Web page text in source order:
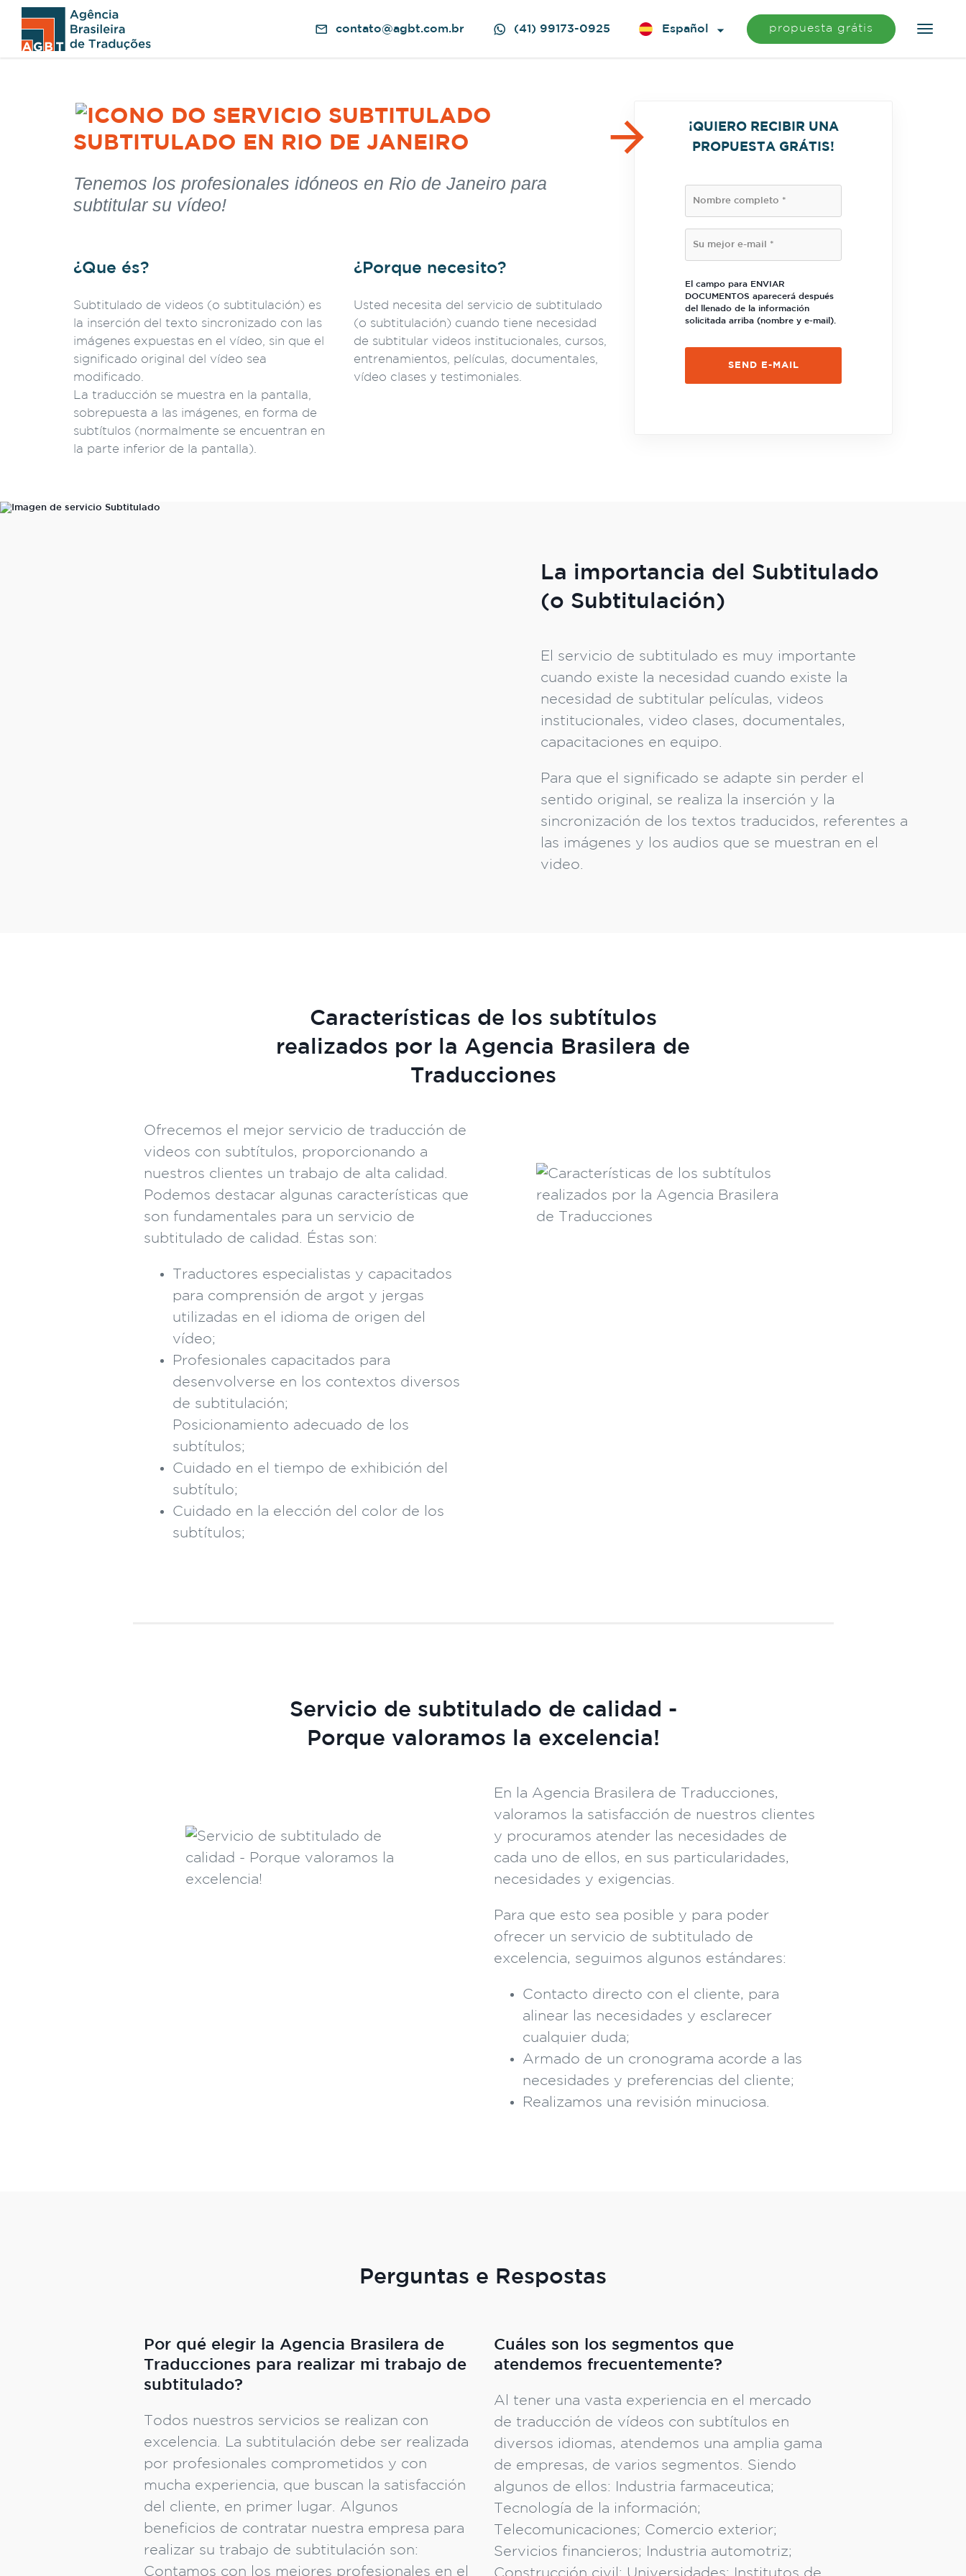
contato@agbt.com.br (41) 99173-0925 Español propuesta grátis
SUBTITULADO EN RIO DE JANEIRO
Tenemos los profesionales idóneos en Rio de Janeiro para
subtitular su vídeo!
¿Que és?
Subtitulado de videos (o subtitulación) es
la inserción del texto sincronizado con las
imágenes expuestas en el vídeo, sin que el
significado original del vídeo sea
modificado.
La traducción se muestra en la pantalla,
sobrepuesta a las imágenes, en forma de
subtítulos (normalmente se encuentran en
la parte inferior de la pantalla).
¿Porque necesito?
Usted necesita del servicio de subtitulado
(o subtitulación) cuando tiene necesidad
de subtitular videos institucionales, cursos,
entrenamientos, películas, documentales,
vídeo clases y testimoniales.
¡QUIERO RECIBIR UNA
PROPUESTA GRÁTIS!
El campo para ENVIAR
DOCUMENTOS aparecerá después
del llenado de la información
solicitada arriba (nombre y e-mail).
La importancia del Subtitulado
(o Subtitulación)
El servicio de subtitulado es muy importante
cuando existe la necesidad cuando existe la
necesidad de subtitular películas, videos
institucionales, video clases, documentales,
capacitaciones en equipo.
Para que el significado se adapte sin perder el
sentido original, se realiza la inserción y la
sincronización de los textos traducidos, referentes a
las imágenes y los audios que se muestran en el
video.
Características de los subtítulos
realizados por la Agencia Brasilera de
Traducciones
Ofrecemos el mejor servicio de traducción de
videos con subtítulos, proporcionando a
nuestros clientes un trabajo de alta calidad.
Podemos destacar algunas características que
son fundamentales para un servicio de
subtitulado de calidad. Éstas son:
Traductores especialistas y capacitados
para comprensión de argot y jergas
utilizadas en el idioma de origen del
vídeo;
Profesionales capacitados para
desenvolverse en los contextos diversos
de subtitulación;
Posicionamiento adecuado de los
subtítulos;
Cuidado en el tiempo de exhibición del
subtítulo;
Cuidado en la elección del color de los
subtítulos;
Servicio de subtitulado de calidad -
Porque valoramos la excelencia!
En la Agencia Brasilera de Traducciones,
valoramos la satisfacción de nuestros clientes
y procuramos atender las necesidades de
cada uno de ellos, en sus particularidades,
necesidades y exigencias.
Para que esto sea posible y para poder
ofrecer un servicio de subtitulado de
excelencia, seguimos algunos estándares:
Contacto directo con el cliente, para
alinear las necesidades y esclarecer
cualquier duda;
Armado de un cronograma acorde a las
necesidades y preferencias del cliente;
Realizamos una revisión minuciosa.
Perguntas e Respostas
Por qué elegir la Agencia Brasilera de
Traducciones para realizar mi trabajo de
subtitulado?
Todos nuestros servicios se realizan con
excelencia. La subtitulación debe ser realizada
por profesionales comprometidos y con
mucha experiencia, que buscan la satisfacción
del cliente, en primer lugar. Algunos
beneficios de contratar nuestra empresa para
realizar su trabajo de subtitulación son:
Contamos con los mejores profesionales en el
Cuáles son los segmentos que
atendemos frecuentemente?
Al tener una vasta experiencia en el mercado
de traducción de vídeos con subtítulos en
diversos idiomas, atendemos una amplia gama
de empresas, de varios segmentos. Siendo
algunos de ellos: Industria farmaceutica;
Tecnología de la información;
Telecomunicaciones; Comercio exterior;
Servicios financieros; Industria automotriz;
Construcción civil; Universidades; Institutos de